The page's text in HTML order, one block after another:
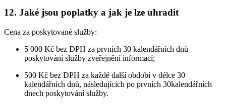
12. Jaké jsou poplatky a jak je lze uhradit
Cena za poskytované služby:
5 000 Kč bez DPH za prvních 30 kalendářních dnů
poskytování služby zveřejnění informací;
500 Kč bez DPH za každé další období v délce 30
kalendářních dnů, následujících po prvních 30kalendářních
dnech poskytování služby.